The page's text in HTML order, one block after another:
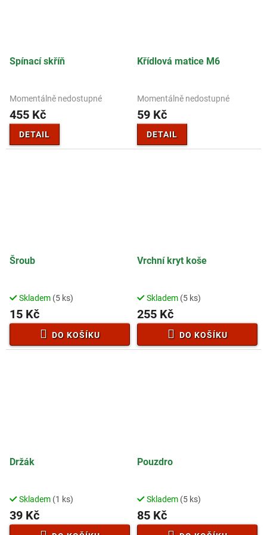
Spínací skříň
Momentálně nedostupné
455 Kč
DETAIL
Křídlová matice M6
Momentálně nedostupné
59 Kč
DETAIL
Šroub
Skladem (5 ks)
15 Kč
DO KOŠÍKU
Vrchní kryt koše
Skladem (5 ks)
255 Kč
DO KOŠÍKU
Držák
Skladem (1 ks)
39 Kč
Pouzdro
Skladem (5 ks)
85 Kč